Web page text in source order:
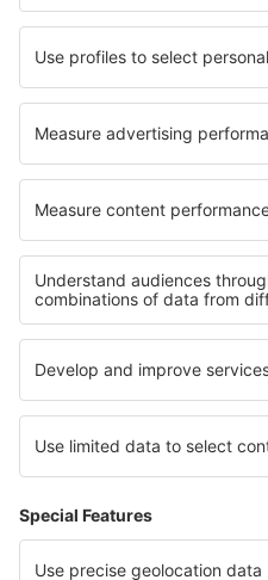
Cazare în Kobierzyce
Cazare în Hudson Cazare
Cele mai bune locuri de cazare
Cazare in Capri Island
Cazare în Coasta Amalfi
Cazare in Sicilia Cazare în
Cazare in Zlinsko Cazare